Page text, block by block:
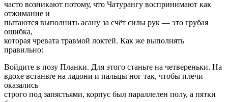
часто возникают потому, что Чатурангу воспринимают как
отжимание и
пытаются выполнить асану за счёт силы рук — это грубая
ошибка,
которая чревата травмой локтей. Как же выполнять
правильно:
Войдите в позу Планки. Для этого станьте на четвереньки. На
вдохе встаньте на ладони и пальцы ног так, чтобы плечи
оказались
строго под запястьями, корпус был параллелен полу, а пятки